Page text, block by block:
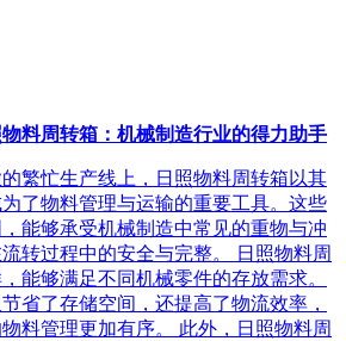
物料周转箱：机械制造行业的得力助手
繁忙生产线上，日照物料周转箱以其
了物料管理与运输的重要工具。这些
能够承受机械制造中常见的重物与冲
转过程中的安全与完整。 日照物料周
能够满足不同机械零件的存放需求。
省了存储空间，还提高了物流效率，
料管理更加有序。 此外，日照物料周